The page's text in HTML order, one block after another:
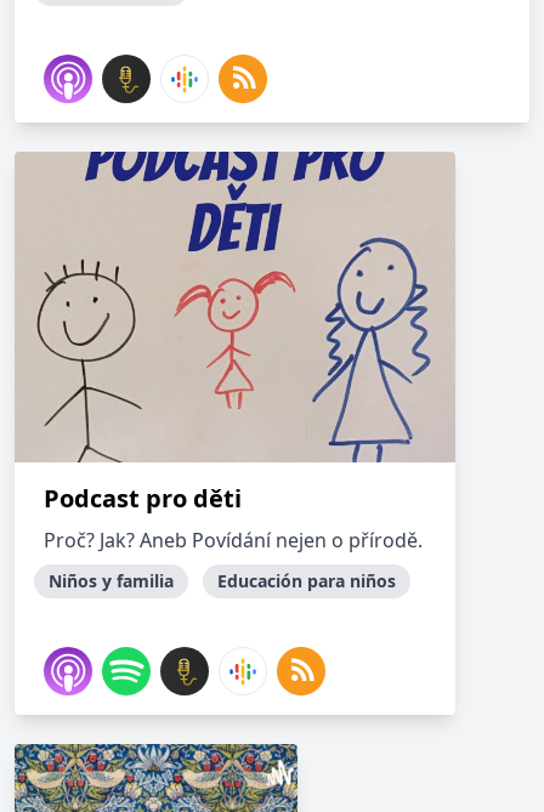
Podcast pro děti
Proč? Jak? Aneb Povídání nejen o přírodě.
Niños y familia Educación para niños